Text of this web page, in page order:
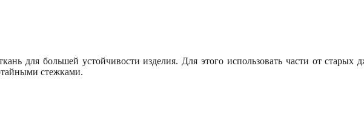
для большей устойчивости изделия. Для этого использовать части от
стежками.